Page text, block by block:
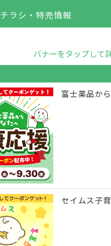
チラシ・特売情報
バナーをタップして
富士薬品か
セイムス子